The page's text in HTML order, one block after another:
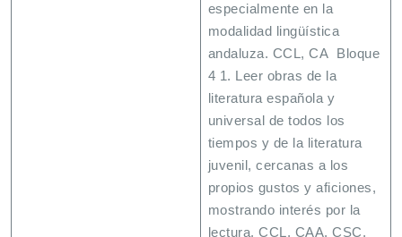
especialmente en la
modalidad lingüística
andaluza. CCL, CA Bloque
4 1. Leer obras de la
literatura española y
universal de todos los
tiempos y de la literatura
juvenil, cercanas a los
propios gustos y aficiones,
mostrando interés por la
lectura. CCL, CAA, CSC,